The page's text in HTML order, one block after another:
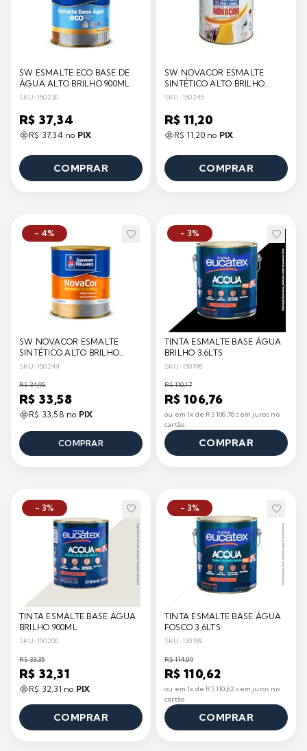
SW ESMALTE ECO BASE DE
ÁGUA ALTO BRILHO 900ML
SKU: 150230
R$ 37,34
R$ 37,34 no PIX
COMPRAR
SW NOVACOR ESMALTE
SINTÉTICO ALTO BRILHO
225ML
SKU: 150245
R$ 11,20
R$ 11,20 no PIX
COMPRAR
- 4%
SW NOVACOR ESMALTE
SINTÉTICO ALTO BRILHO
900ML
SKU: 150244
R$ 34,95
R$ 33,58
R$ 33,58 no PIX
COMPRAR
- 3%
TINTA ESMALTE BASE ÁGUA
BRILHO 3,6LTS
SKU: 150198
R$ 110,17
R$ 106,76
ou em 1x de R$ 106,76 sem juros no
cartão
COMPRAR
- 3%
TINTA ESMALTE BASE ÁGUA
BRILHO 900ML
SKU: 150200
R$ 33,35
R$ 32,31
R$ 32,31 no PIX
COMPRAR
- 3%
TINTA ESMALTE BASE ÁGUA
FOSCO 3,6LTS
SKU: 150199
R$ 114,09
R$ 110,62
ou em 1x de R$ 110,62 sem juros no
cartão
COMPRAR